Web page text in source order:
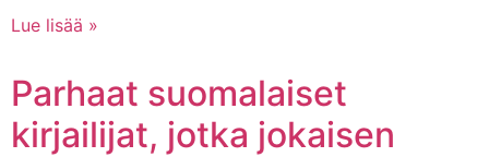
Lue lisää »
Parhaat suomalaiset
kirjailijat, jotka jokaisen